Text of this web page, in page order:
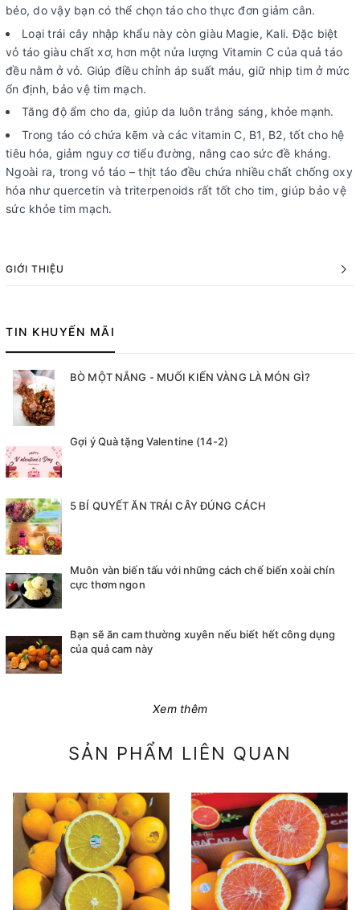
béo, do vậy bạn có thể chọn táo cho thực đơn giảm cân.
Loại trái cây nhập khẩu này còn giàu Magie, Kali. Đặc biệt
vỏ táo giàu chất xơ, hơn một nửa lượng Vitamin C của quả táo
đều nằm ở vỏ. Giúp điều chỉnh áp suất máu, giữ nhịp tim ở mức
ổn định, bảo vệ tim mạch.
Tăng độ ẩm cho da, giúp da luôn trắng sáng, khỏe mạnh.
Trong táo có chứa kẽm và các vitamin C, B1, B2, tốt cho hệ
tiêu hóa, giảm nguy cơ tiểu đường, nâng cao sức đề kháng.
Ngoài ra, trong vỏ táo – thịt táo đều chứa nhiều chất chống oxy
hóa như quercetin và triterpenoids rất tốt cho tim, giúp bảo vệ
sức khỏe tim mạch.
GIỚI THIỆU
TIN KHUYẾN MÃI
BÒ MỘT NẮNG - MUỐI KIẾN VÀNG LÀ MÓN GÌ?
Gợi ý Quà tặng Valentine (14-2)
5 BÍ QUYẾT ĂN TRÁI CÂY ĐÚNG CÁCH
Muôn vàn biến tấu với những cách chế biến xoài chín
cực thơm ngon
Bạn sẽ ăn cam thường xuyên nếu biết hết công dụng
của quả cam này
Xem thêm
SẢN PHẨM LIÊN QUAN